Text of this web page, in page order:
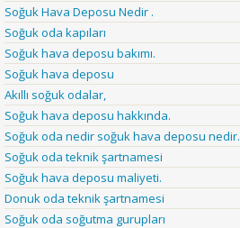
Soğuk Hava Deposu Nedir .
Soğuk oda kapıları
Soğuk hava deposu bakımı.
Soğuk hava deposu
Akıllı soğuk odalar,
Soğuk hava deposu hakkında.
Soğuk oda nedir soğuk hava deposu nedir.
Soğuk oda teknik şartnamesi
Soğuk hava deposu maliyeti.
Donuk oda teknik şartnamesi
Soğuk oda soğutma gurupları